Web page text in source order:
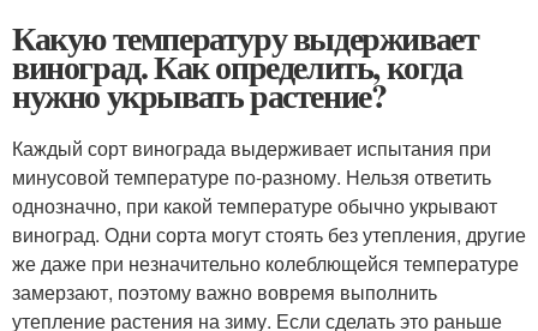
Какую температуру выдерживает
виноград. Как определить, когда
нужно укрывать растение?
Каждый сорт винограда выдерживает испытания при
минусовой температуре по-разному. Нельзя ответить
однозначно, при какой температуре обычно укрывают
виноград. Одни сорта могут стоять без утепления, другие
же даже при незначительно колеблющейся температуре
замерзают, поэтому важно вовремя выполнить
утепление растения на зиму. Если сделать это раньше